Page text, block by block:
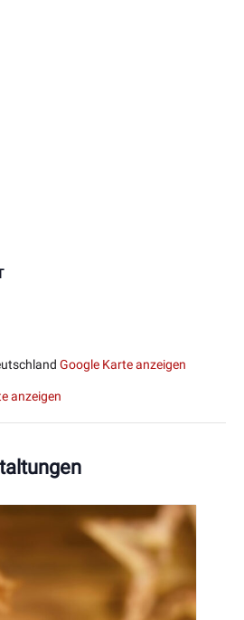
Google Karte anzeigen
anzeigen